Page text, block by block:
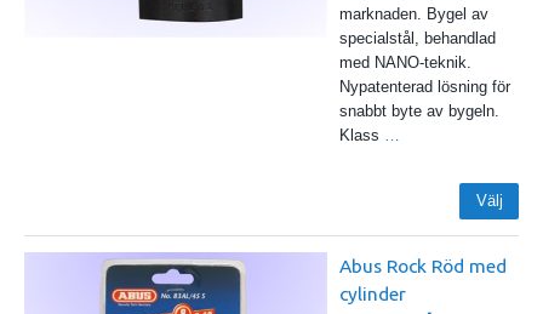
marknaden. Bygel av
specialstål, behandlad
med NANO-teknik.
Nypatenterad lösning för
snabbt byte av bygeln.
Klass
Välj
Abus Rock Röd med
cylinder